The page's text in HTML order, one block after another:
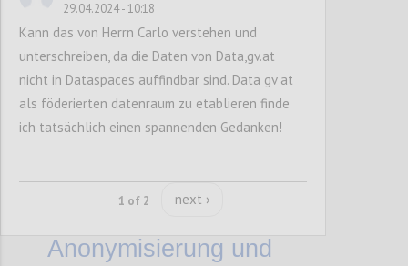
1.1.1Sichere
Cloudinfrastrukturen,
Schlüsseltechnologien,
Datenräume und
Anonymisierung und
29.04.2024 - 10:18
Kann das von Herrn Carlo verstehen und
unterschreiben, da die Daten von Data,gv.at
nicht in Dataspaces auffindbar sind. Data gv at
als föderierten datenraum zu etablieren finde
ich tatsächlich einen spannenden Gedanken!
1 of 2 next ›